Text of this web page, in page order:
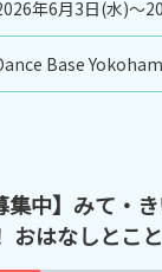
年6月3日(水)～
Base
集中】みて・
おはなしとこ